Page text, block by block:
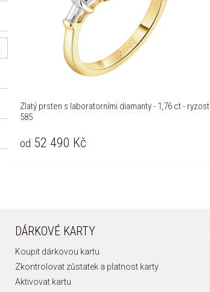
Zlatý prsten s laboratorními diamanty - 1,76 ct - ryzost
585
od 52 490 Kč
DÁRKOVÉ KARTY
Koupit dárkovou kartu
Zkontrolovat zůstatek a platnost karty
Aktivovat kartu